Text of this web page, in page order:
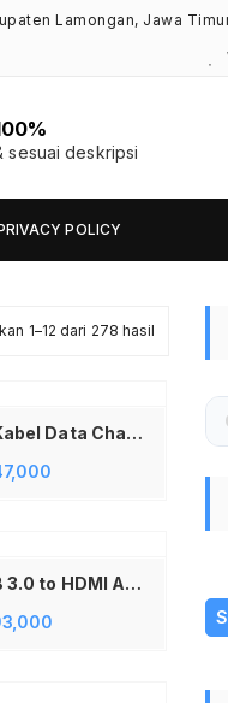
Lamongan, Jawa
sesuai deskripsi
POLICY
1–12 dari 278 hasil
terbaru
Anker A81H5 Kabel Data Charger Anker 322 USB A to USB C Type C Fast Charging 15W 5V 3A 0.9M 90CM 3ft Original Kabel Cas USB to Type C Transfer Data untuk Samsung Xiaomi Oppo Vivo Realme Tablet Powerbank Warna Putih
Converter USB 3.0 to HDMI Adapter Converter Full HD 1080P – Sambungan Laptop ke Monitor Proyektor TV HDTV – Kabel Konverter USB ke HDMI External Video Card Display – Alat Presentasi Meeting Kerja Dual Screen Support Windows 7 8 10 11 Not Support Macbook Apple